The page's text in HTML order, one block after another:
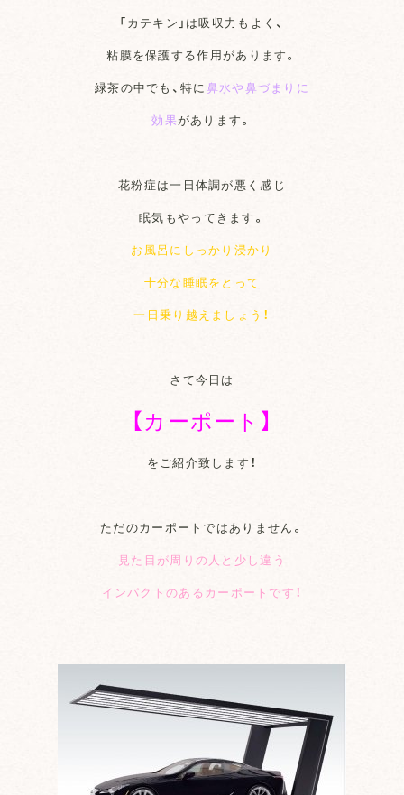
「カテキン」は吸収力もよく、
粘膜を保護する作用があります。
緑茶の中でも、特に鼻水や鼻づまりに
効果があります。
花粉症は一日体調が悪く感じ
眠気もやってきます。
お風呂にしっかり浸かり
十分な睡眠をとって
一日乗り越えましょう！
さて今日は
【カーポート】
をご紹介致します！
ただのカーポートではありません。
見た目が周りの人と少し違う
インパクトのあるカーポートです！